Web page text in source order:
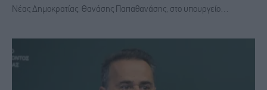
Νέας Δημοκρατίας, Θανάσης Παπαθανάσης, στο υπουργείο…